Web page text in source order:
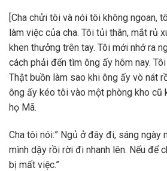
[Cha chửi tôi và nói tôi không ngoan,
làm việc của cha. Tôi tủi thân, mắt rủ
khen thưởng trên tay. Tôi mới nhớ ra
cách phải đến tìm ông ấy hôm nay.
Thật buồn làm sao khi ông ấy vò nát
ông ấy kéo tôi vào một phòng kho cũ
họ Mã.
Cha tôi nói:” Ngủ ở đây đi, sáng
mình dậy rồi rời đi nhanh lên. Nếu để
bị mất việc.”